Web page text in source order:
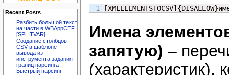
Recent Posts
Разбить большой текст
на части в WBAppCEF
[SPLITVAR]
Создание столбцов
CSV в шаблоне
вывода из
инструмента задания
границ парсинга
Быстрый парсинг
Имена
запятую) –
(характеристик),